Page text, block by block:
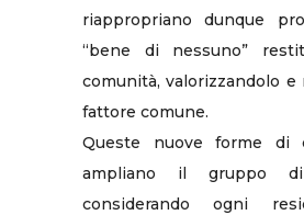
riappropriano dunque
“bene di nessuno”
comunità, valorizzandolo e
fattore comune.
Queste nuove forme di
ampliano il gruppo di
considerando ogni